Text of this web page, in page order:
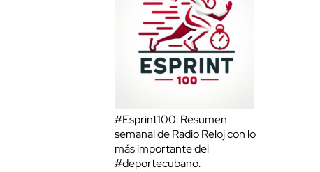
#Esprint100: Resumen
semanal de Radio Reloj con lo
más importante del
#deportecubano.